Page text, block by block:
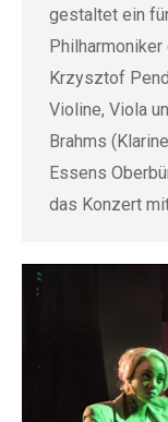
gestaltet ein
Krzysztof
Violine, Viola
Brahms
Essens
das Konzert